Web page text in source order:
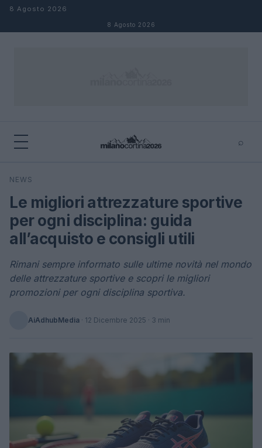
Salta al contenuto
8 Agosto 2026
8 Agosto 2026
⌕
Cerca
NEWS
Le migliori attrezzature sportive
per ogni disciplina: guida
all’acquisto e consigli utili
Rimani sempre informato sulle ultime novità nel mondo
delle attrezzature sportive e scopri le migliori
promozioni per ogni disciplina sportiva.
AiAdhubMedia · 12 Dicembre 2025 · 3 min